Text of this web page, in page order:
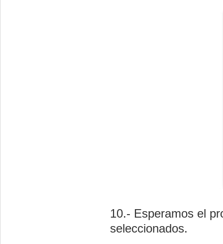
10.- Esperamos el
seleccionados.